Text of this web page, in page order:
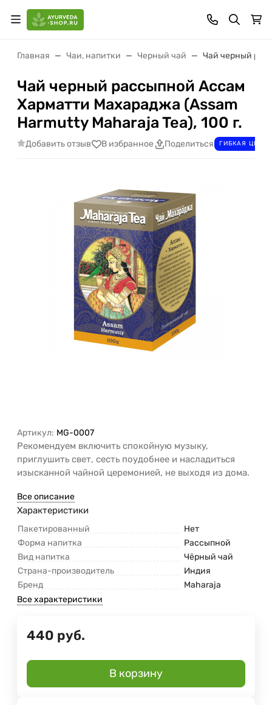
Главная Чаи, напитки Черный чай Чай черный
Чай черный рассыпной Ассам
Харматти Махараджа (Assam
Harmutty Maharaja Tea), 100 г.
Добавить отзыв В избранное Поделиться ГИБКАЯ ЦЕНА
Артикул: MG-0007
Рекомендуем включить спокойную музыку,
приглушить свет, сесть поудобнее и насладиться
изысканной чайной церемонией, не выходя из дома.
Все описание
Характеристики
Пакетированный
Нет
Форма напитка
Рассыпной
Вид напитка
Чёрный чай
Страна-производитель
Индия
Бренд
Maharaja
Все характеристики
440 руб.
В корзину